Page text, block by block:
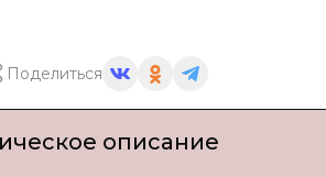
Поделиться
описание